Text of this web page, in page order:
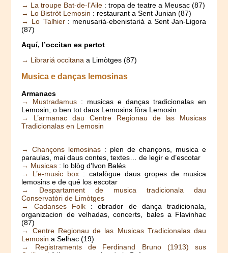
→ La troupe Bat-de-l’Aile : tropa de teatre a Meusac (87)
→ Lo Bistròt Lemosin : restaurant a Sent Junian (87)
→ Lo ’Talhier: menusariá-ebenistariá a Sent Jan-Ligora
(87)
Aquí, l’occitan es pertot
→ Librariá occitana a Limòtges (87)
Musica e danças lemosinas
Armanacs
→ Mustradamus : musicas e danças tradicionalas en
Lemosin, o ben tot daus Lemosins fòra Lemosin
→ L’armanac dau Centre Regionau de las Musicas
Tradicionalas en Lemosin
→ Chançons lemosinas : plen de chançons, musica e
paraulas, mai daus contes, textes… de legir e d’escotar
→ Musicas : lo blòg d’Ivon Balés
→ L’e-music box : catalògue daus gropes de musica
lemosins e de qué los escotar
→ Despartament de musica tradicionala dau
Conservatòri de Limòtges
→ Cadanses Folk: obrador de dança tradicionala,
organizacion de velhadas, concerts, bales a Flavinhac
(87)
→ Centre Regionau de las Musicas Tradicionalas dau
Lemosin a Selhac (19)
→ Registraments de Ferdinand Bruno (1913) sus